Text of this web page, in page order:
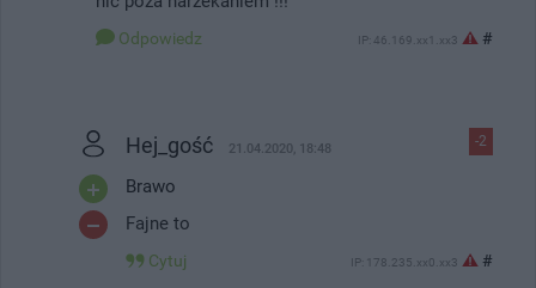
Odpowiedz IP: 46.169.xx1.xx3 #
-2
Hej_gość 21.04.2020, 18:48
Brawo
Fajne to
Cytuj IP: 178.235.xx0.xx3 #